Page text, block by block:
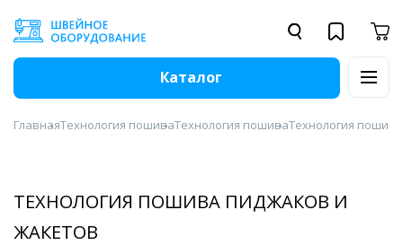
Каталог
ГлавнаяТехнология пошиваТехнология пошиваТехнология
ТЕХНОЛОГИЯ ПОШИВА ПИДЖАКОВ И
ЖАКЕТОВ